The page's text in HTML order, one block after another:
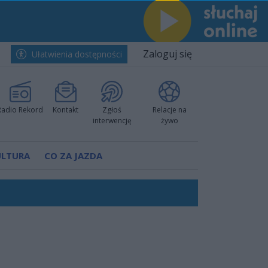
Ułatwienia dostępności Zaloguj się
Rekord Kontakt
Zgłoś
interwencję
Relacje na
żywo
CO ZA JAZDA